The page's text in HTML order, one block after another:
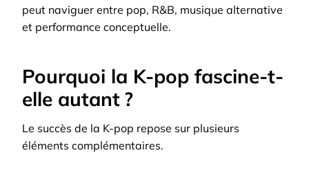
peut naviguer entre pop, R&B, musique alternative
et performance conceptuelle.
Pourquoi la K-pop fascine-t-
elle autant ?
Le succès de la K-pop repose sur plusieurs
éléments complémentaires.